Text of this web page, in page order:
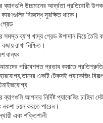
ব্যাগগুলি উচ্চমানের আর্দ্রতা প্রতিরোধী
কারণগুলির বিরুদ্ধে সুরক্ষিত থাকে।
সমস্ত ব্যাগ খাদ্য গ্রেড উপাদান দিয়ে
রাখা নিশ্চিত।
বান্ধব
পরিবেশগত প্রভাব কমাতে
একটি টেকসই প্যাকেজিং
ব্যাগগুলি আপনার নির্দিষ্ট প্যাকেজিং
নকশা চয়ন করতে পারেন।
এবং শক্তিশালী